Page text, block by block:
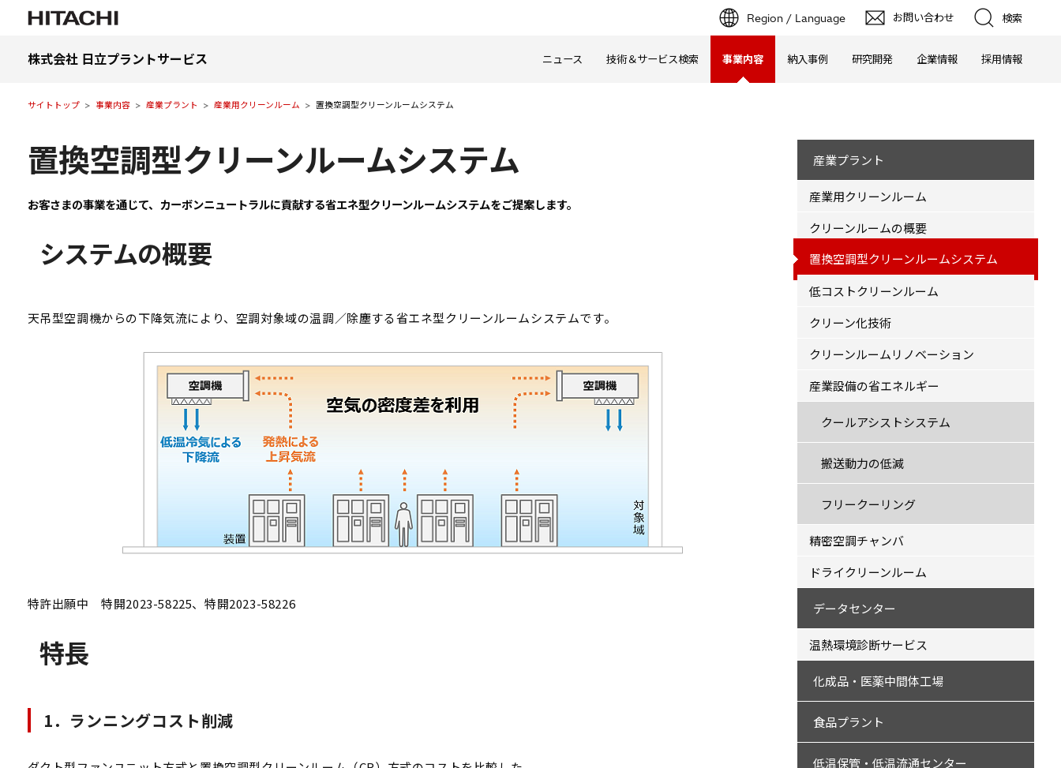
Region / Language お問い合わせ 検索
株式会社 日立プラントサービス ニュース 技術＆サービス検索 事業内容 納入事例 研究開発 企業情報 採用情報
サイトトップ 事業内容 産業プラント 産業用クリーンルーム 置換空調型クリーンルームシステム
置換空調型クリーンルームシステム
お客さまの事業を通じて、カーボンニュートラルに貢献する省エネ型クリーンルームシステムをご提案します。
システムの概要
天吊型空調機からの下降気流により、空調対象域の温調／除塵する省エネ型クリーンルームシステムです。
特許出願中 特開2023-58225、特開2023-58226
特長
1．ランニングコスト削減
産業プラント
産業用クリーンルーム
クリーンルームの概要
置換空調型クリーンルームシステム
低コストクリーンルーム
クリーン化技術
クリーンルームリノベーション
産業設備の省エネルギー
クールアシストシステム
搬送動力の低減
フリークーリング
精密空調チャンバ
ドライクリーンルーム
データセンター
温熱環境診断サービス
化成品・医薬中間体工場
食品プラント
低温保管・低温流通センター